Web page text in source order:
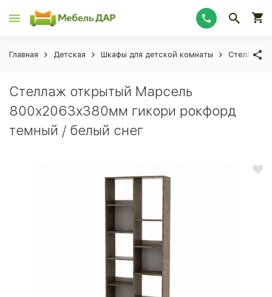
Главная Детская Шкафы для детской комнаты Стеллажи
Стеллаж открытый Марсель
800х2063х380мм гикори рокфорд
темный / белый снег